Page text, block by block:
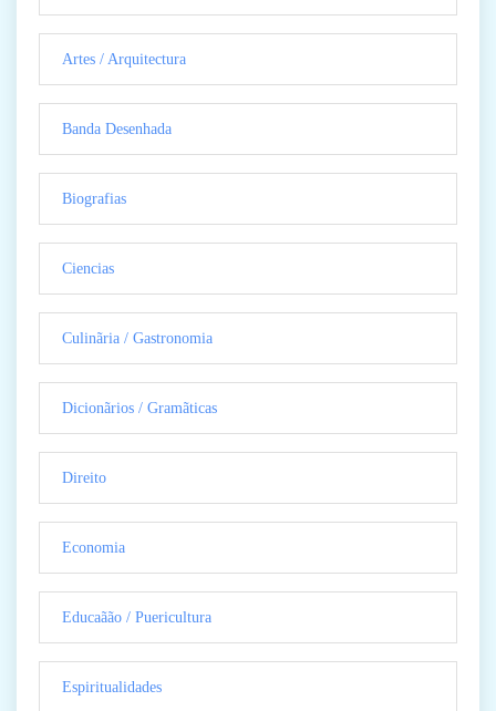
Artes / Arquitectura
Banda Desenhada
Biografias
Ciencias
Culinãria / Gastronomia
Dicionãrios / Gramãticas
Direito
Economia
Educaãão / Puericultura
Espiritualidades